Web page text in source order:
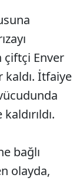
çiftçi Enver
kaldı. İtfaiye
bağlı
olayda,